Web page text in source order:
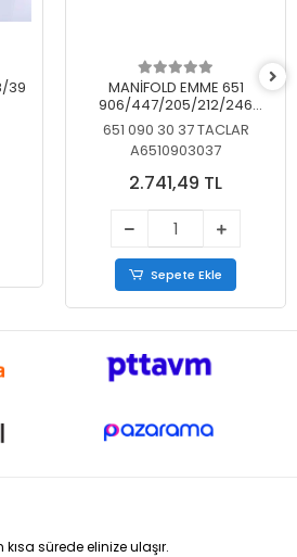
39
MANİFOLD EMME 651
906/447/205/212/246
KELEBEKSİZ
651 090 30 37 TACLAR
A6510903037
2.741,49 TL
Sepete Ekle
sürede elinize ulaşır.